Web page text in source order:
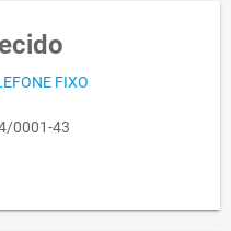
FIXO
0001-43